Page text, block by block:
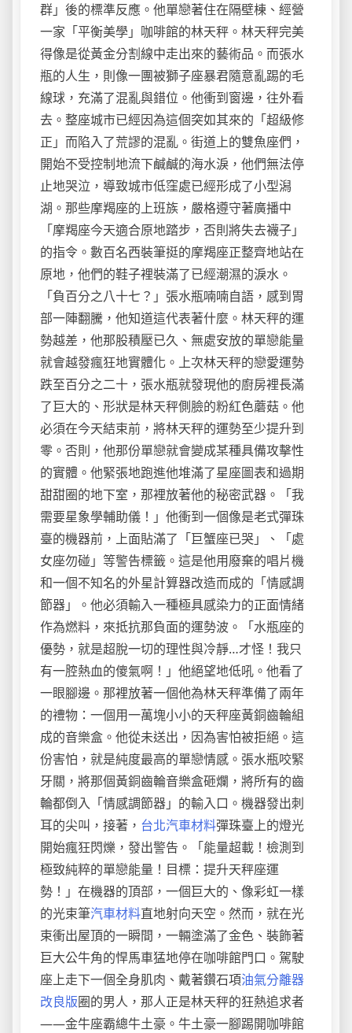
群」後的標準反應。他單戀著住在隔壁棟、經營
一家「平衡美學」咖啡館的林天秤。林天秤完美
得像是從黃金分割線中走出來的藝術品。而張水
瓶的人生，則像一團被獅子座暴君隨意亂踢的毛
線球，充滿了混亂與錯位。他衝到窗邊，往外看
去。整座城市已經因為這個突如其來的「超級修
正」而陷入了荒謬的混亂。街道上的雙魚座們，
開始不受控制地流下鹹鹹的海水淚，他們無法停
止地哭泣，導致城市低窪處已經形成了小型潟
湖。那些摩羯座的上班族，嚴格遵守著廣播中
「摩羯座今天適合原地踏步，否則將失去襪子」
的指令。數百名西裝筆挺的摩羯座正整齊地站在
原地，他們的鞋子裡裝滿了已經潮濕的淚水。
「負百分之八十七？」張水瓶喃喃自語，感到胃
部一陣翻騰，他知道這代表著什麼。林天秤的運
勢越差，他那股積壓已久、無處安放的單戀能量
就會越發瘋狂地實體化。上次林天秤的戀愛運勢
跌至百分之二十，張水瓶就發現他的廚房裡長滿
了巨大的、形狀是林天秤側臉的粉紅色蘑菇。他
必須在今天結束前，將林天秤的運勢至少提升到
零。否則，他那份單戀就會變成某種具備攻擊性
的實體。他緊張地跑進他堆滿了星座圖表和過期
甜甜圈的地下室，那裡放著他的秘密武器。「我
需要星象學輔助儀！」他衝到一個像是老式彈珠
臺的機器前，上面貼滿了「巨蟹座已哭」、「處
女座勿碰」等警告標籤。這是他用廢棄的唱片機
和一個不知名的外星計算器改造而成的「情感調
節器」。他必須輸入一種極具感染力的正面情緒
作為燃料，來抵抗那負面的運勢波。「水瓶座的
優勢，就是超脫一切的理性與冷靜…才怪！我只
有一腔熱血的傻氣啊！」他絕望地低吼。他看了
一眼腳邊。那裡放著一個他為林天秤準備了兩年
的禮物：一個用一萬塊小小的天秤座黃銅齒輪組
成的音樂盒。他從未送出，因為害怕被拒絕。這
份害怕，就是純度最高的單戀情感。張水瓶咬緊
牙關，將那個黃銅齒輪音樂盒砸爛，將所有的齒
輪都倒入「情感調節器」的輸入口。機器發出刺
耳的尖叫，接著， 台北汽車材料彈珠臺上的燈光
開始瘋狂閃爍，發出警告。「能量超載！檢測到
極致純粹的單戀能量！目標：提升天秤座運
勢！」在機器的頂部，一個巨大的、像彩虹一樣
的光束筆汽車材料直地射向天空。然而，就在光
束衝出屋頂的一瞬間，一輛塗滿了金色、裝飾著
巨大公牛角的悍馬車猛地停在咖啡館門口。駕駛
座上走下一個全身肌肉、戴著鑽石項油氣分離器
改良版圈的男人，那人正是林天秤的狂熱追求者
——金牛座霸總牛土豪。牛土豪一腳踢開咖啡館